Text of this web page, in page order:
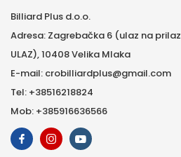
Billiard Plus d.o.o.
Adresa: Zagrebačka 6 (ulaz na
ULAZ), 10408 Velika Mlaka
E-mail: crobilliardplus@gmail.com
Tel: +38516218824
Mob: +385916636566